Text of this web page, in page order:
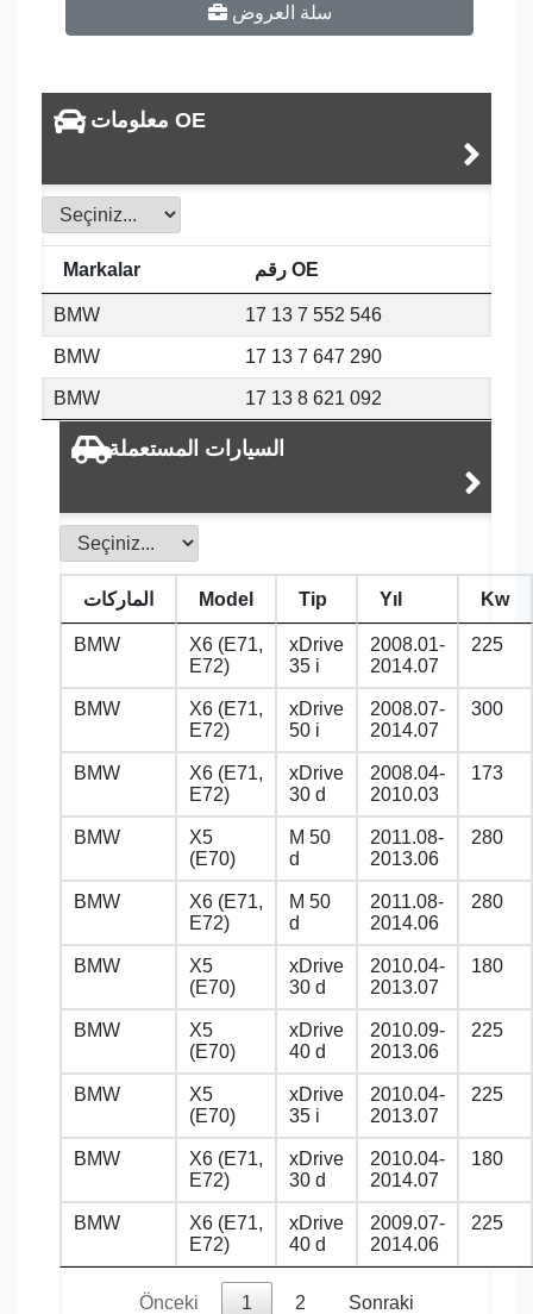
سلة العروض
معلومات OE
Markalar رقم OE
BMW 17 13 7 552 546
BMW 17 13 7 647 290
BMW 17 13 8 621 092
السيارات المستعملة
الماركات Model Tip Yıl Kw
BMW
X6 (E71,
E72)
xDrive
35 i
2008.01-
2014.07
225
BMW
X6 (E71,
E72)
xDrive
50 i
2008.07-
2014.07
300
BMW
X6 (E71,
E72)
xDrive
30 d
2008.04-
2010.03
173
BMW
X5
(E70)
M 50
d
2011.08-
2013.06
280
BMW
X6 (E71,
E72)
M 50
d
2011.08-
2014.06
280
BMW
X5
(E70)
xDrive
30 d
2010.04-
2013.07
180
BMW
X5
(E70)
xDrive
40 d
2010.09-
2013.06
225
BMW
X5
(E70)
xDrive
35 i
2010.04-
2013.07
225
BMW
X6 (E71,
E72)
xDrive
30 d
2010.04-
2014.07
180
BMW
X6 (E71,
E72)
xDrive
40 d
2009.07-
2014.06
225
Önceki 1 2 Sonraki